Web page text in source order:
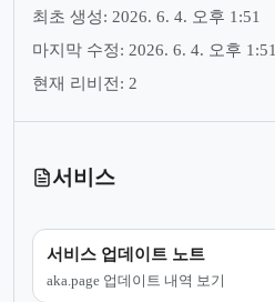
최초 생성: 2026. 6. 4. 오후 1:51
마지막 수정: 2026. 6. 4. 오후 1:51
현재 리비전: 2
서비스
서비스 업데이트 노트
aka.page 업데이트 내역 보기